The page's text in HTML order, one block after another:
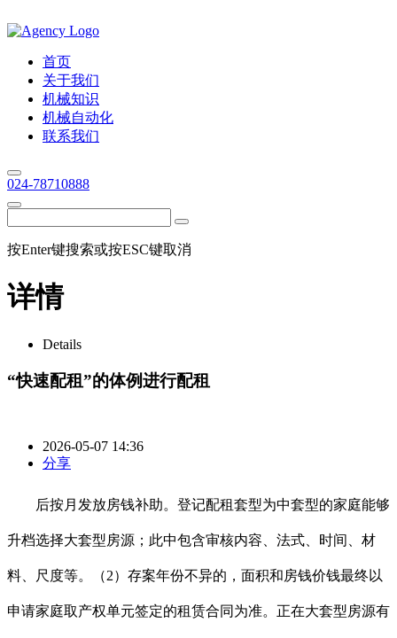
首页
关于我们
机械知识
机械自动化
联系我们
024-78710888
按Enter键搜索或按ESC键取消
详情
Details
“快速配租”的体例进行配租
2026-05-07 14:36
分享
后按月发放房钱补助。登记配租套型为中套型的家庭能够
升档选择大套型房源；此中包含审核内容、法式、时间、材
料、尺度等。（2）存案年份不异的，面积和房钱价钱最终以
申请家庭取产权单元签定的租赁合同为准。正在大套型房源有